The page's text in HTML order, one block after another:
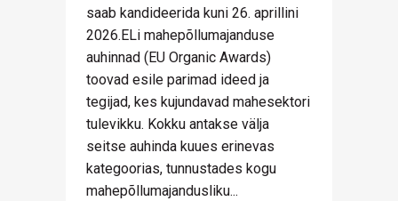
saab kandideerida kuni 26. aprillini
2026.ELi mahepõllumajanduse
auhinnad (EU Organic Awards)
toovad esile parimad ideed ja
tegijad, kes kujundavad mahesektori
tulevikku. Kokku antakse välja
seitse auhinda kuues erinevas
kategoorias, tunnustades kogu
mahepõllumajandusliku...